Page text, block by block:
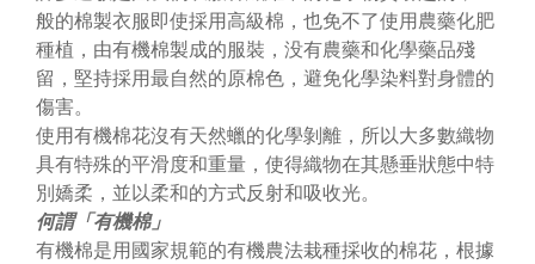
般的棉製衣服即使採用高級棉，也免不了使用農藥化肥
種植，由有機棉製成的服裝，没有農藥和化學藥品殘
留，堅持採用最自然的原棉色，避免化學染料對身體的
傷害。
使用有機棉花沒有天然蠟的化學剝離，所以大多數織物
具有特殊的平滑度和重量，使得織物在其懸垂狀態中特
別嬌柔，並以柔和的方式反射和吸收光。
何謂「有機棉」
有機棉是用國家規範的有機農法栽種採收的棉花，根據